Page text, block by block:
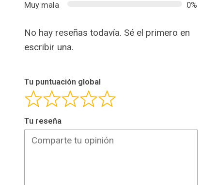
Muy mala
0%
No hay reseñas todavía. Sé el primero en
escribir una.
Tu puntuación global
Tu reseña